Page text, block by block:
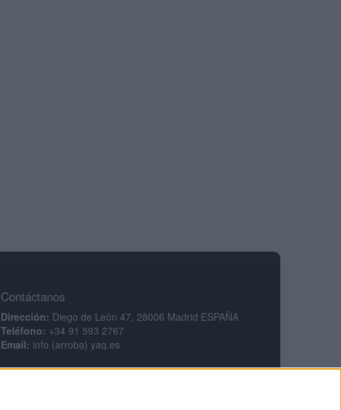
Contáctanos
Dirección: Diego de León 47, 28006 Madrid ESPAÑA
Teléfono: +34 91 593 2767
Email: info (arroba) yaq.es